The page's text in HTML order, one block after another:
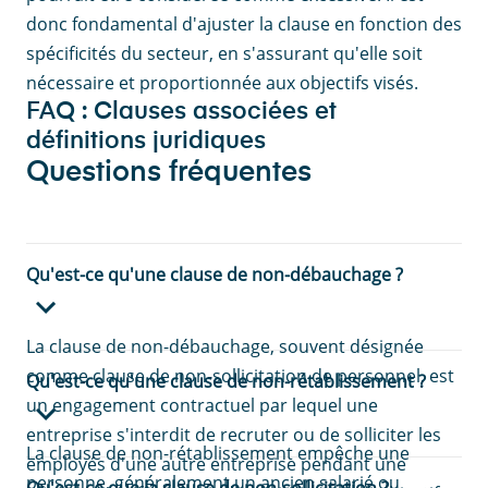
donc fondamental d'ajuster la clause en fonction des
spécificités du secteur, en s'assurant qu'elle soit
nécessaire et proportionnée aux objectifs visés.
FAQ : Clauses associées et
définitions juridiques
Questions fréquentes
Qu'est-ce qu'une clause de non-débauchage ?
La clause de non-débauchage, souvent désignée
comme clause de non-sollicitation de personnel, est
un engagement contractuel par lequel une
entreprise s'interdit de recruter ou de solliciter les
employés d'une autre entreprise pendant une
Qu'est-ce qu'une clause de non-rétablissement ?
La clause de non-rétablissement empêche une
personne, généralement un ancien salarié ou